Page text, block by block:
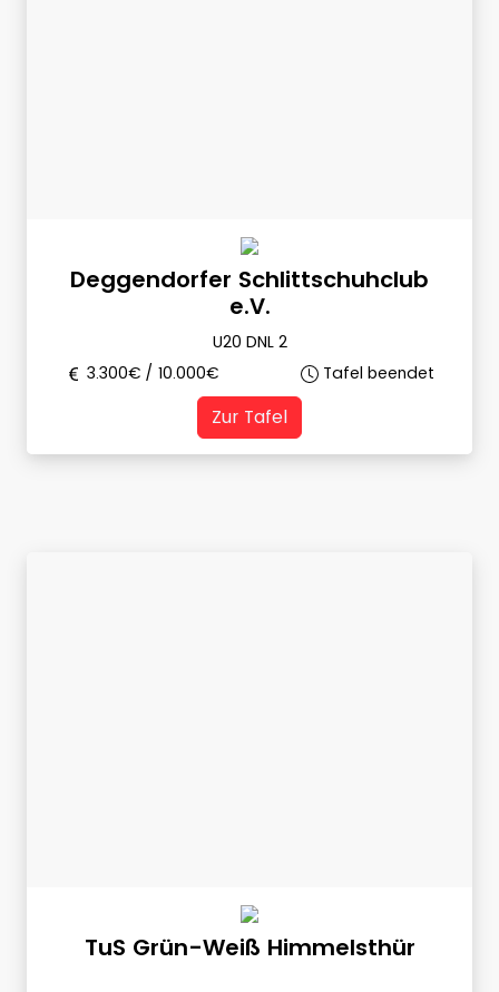
Deggendorfer Schlittschuhclub
e.V.
U20 DNL 2
3.300€ / 10.000€ Tafel beendet
Zur Tafel
TuS Grün-Weiß Himmelsthür